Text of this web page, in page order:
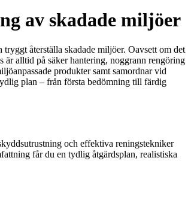
av skadade miljöer
återställa skadade miljöer. Oavsett om det
alltid på säker hantering, noggrann rengöring
produkter samt samordnar vid
plan – från första bedömning till färdig
och effektiva reningstekniker
får du en tydlig åtgärdsplan, realistiska